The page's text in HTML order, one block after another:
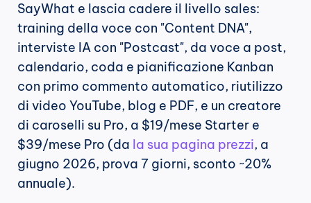
SayWhat e lascia cadere il livello sales:
training della voce con "Content DNA",
interviste IA con "Postcast", da voce a post,
calendario, coda e pianificazione Kanban
con primo commento automatico, riutilizzo
di video YouTube, blog e PDF, e un creatore
di caroselli su Pro, a $19/mese Starter e
$39/mese Pro (da la sua pagina prezzi, a
giugno 2026, prova 7 giorni, sconto ~20%
annuale).